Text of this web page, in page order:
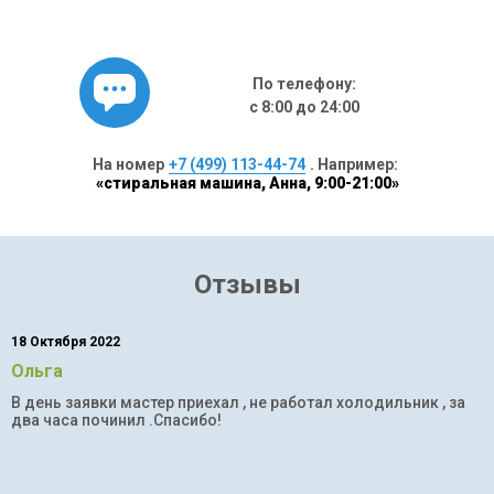
По телефону:
с 8:00 до 24:00
На номер +7 (499) 113-44-74 . Например:
«стиральная машина, Анна, 9:00-21:00»
Отзывы
18 Октября 2022
Ольга
В день заявки мастер приехал , не работал холодильник , за
два часа починил .Спасибо!